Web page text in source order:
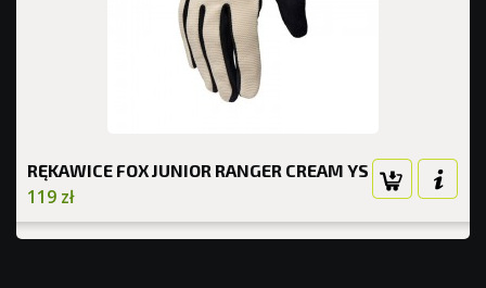
RĘKAWICE FOX JUNIOR RANGER CREAM YS
119 zł